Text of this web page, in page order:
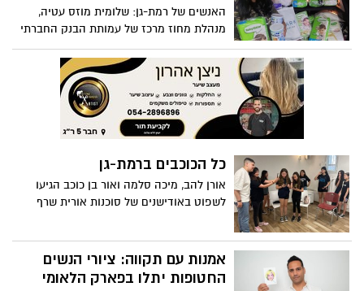
האנשים של רמת-גן: שלומית מוזס עטיה,
מנהלת מחוז מרכז של עמותת הבנק החברתי
למזון תינוקות
כל הכוכבים ברמת-גן
אורן להב, מיכה סלמה ואור בן כוכב הגיעו
לשפוט באודישנים של סוכנות אורית שרף
אמנות עם תקווה: ציורי הנשים
החטופות יתלו בפארק הלאומי